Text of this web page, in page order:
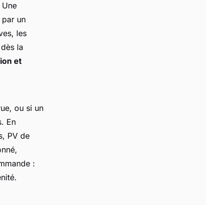
un
les
la
et
ou si un
En
PV de
: